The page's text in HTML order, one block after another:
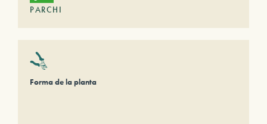
PARCHI
Forma de la planta